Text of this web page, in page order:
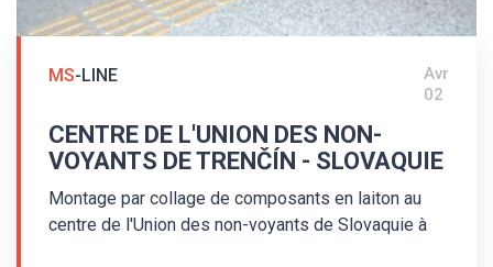
MS-LINE
Avr
02
CENTRE DE L'UNION DES NON-
VOYANTS DE TRENČÍN - SLOVAQUIE
Montage par collage de composants en laiton au
centre de l'Union des non-voyants de Slovaquie à